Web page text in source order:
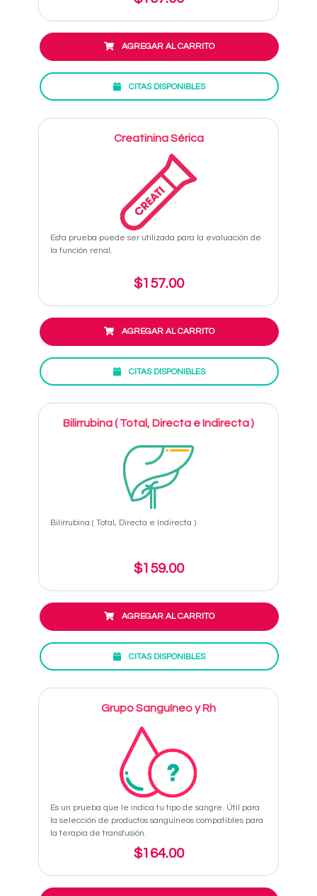
AGREGAR AL CARRITO
CITAS DISPONIBLES
Creatinina Sérica
Esta prueba puede ser utilizada para la evaluación de
la función renal.
$157.00
AGREGAR AL CARRITO
CITAS DISPONIBLES
Bilirrubina ( Total, Directa e Indirecta )
Bilirrubina ( Total, Directa e Indirecta )
$159.00
AGREGAR AL CARRITO
CITAS DISPONIBLES
Grupo Sanguíneo y Rh
Es un prueba que le indica tu tipo de sangre. Útil para
la selección de productos sanguíneos compatibles para
la terapia de transfusión.
$164.00